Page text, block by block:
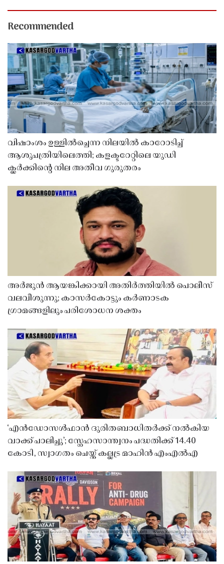
Recommended
വിഷാംശം ഉള്ളിൽച്ചെന്ന നിലയിൽ കാറോടിച്ച്
ആശുപത്രിയിലെത്തി; കളക്ടറേറ്റിലെ യുഡി
ക്ലർക്കിൻ്റെ നില അതീവ ഗുരുതരം
അർജുൻ ആയങ്കിക്കായി അതിർത്തിയിൽ പൊലീസ്
വലവീശുന്നു; കാസർകോട്ടും കർണാടക
ഗ്രാമങ്ങളിലും പരിശോധന ശക്തം
‘എൻഡോസൾഫാൻ ദുരിതബാധിതർക്ക് നൽകിയ
വാക്ക് പാലിച്ചു’; സ്നേഹസാന്ത്വനം പദ്ധതിക്ക് 14.40
കോടി, സ്വാഗതം ചെയ്ത് കല്ലട്ര മാഹിൻ എംഎൽഎ